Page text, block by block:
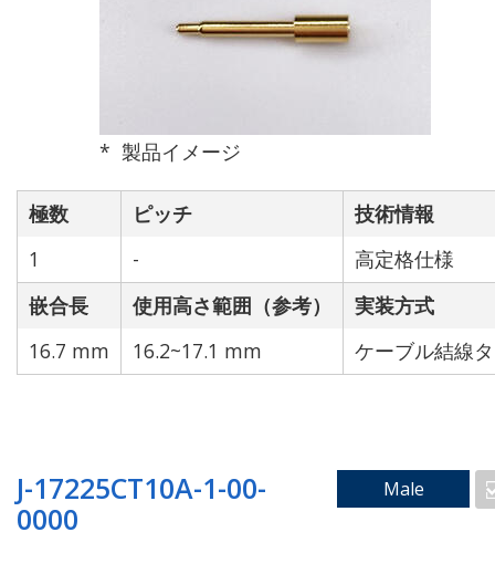
防水仕様 高定格仕様
高速伝送仕様（対応） 高耐久仕様
製品イメージ
極数 ピッチ
技術情報
1
-
高定格仕様
嵌合長
使用高さ範囲（参考）
実装方式
16.7 mm
16.2~17.1 mm ケーブル結線
J-17225CT10A-1-00-
0000
Male